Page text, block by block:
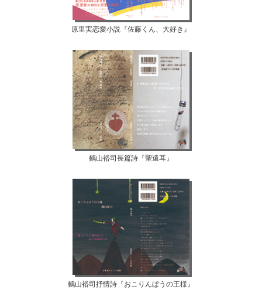
原里実恋愛小説『佐藤くん、大好き』
鶴山裕司長篇詩『聖遠耳』
鶴山裕司抒情詩『おこりんぼうの王様』